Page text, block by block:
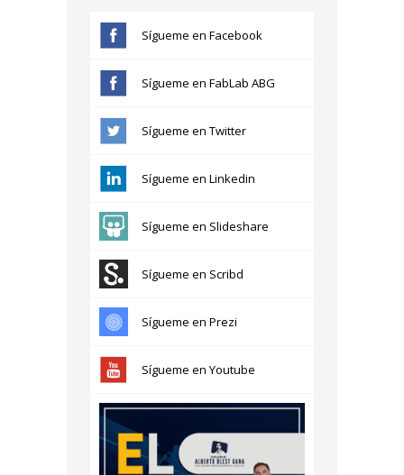
Sígueme en Facebook
Sígueme en FabLab ABG
Sígueme en Twitter
Sígueme en Linkedin
Sígueme en Slideshare
Sígueme en Scribd
Sígueme en Prezi
Sígueme en Youtube